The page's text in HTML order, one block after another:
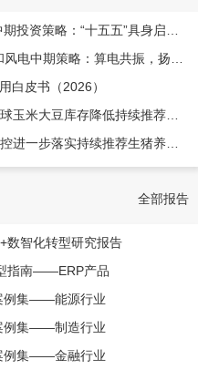
【中国银河】具身智能2026年中期投资策略：“十五五”具身启新篇，确定性与弹性兼顾-260604
【中国银河】AIDC、电力设备和风电中期策略：算电共振，扬帆启航-260615
白皮书（2026）
农业重点数据跟踪周报：新季全球玉米大豆库存降低持续推荐生猪养殖-260517
农业重点数据跟踪周报：产能调控进一步落实持续推荐生猪养殖-260524
全部报告
数智化转型研究报告
指南——ERP产品
例集——能源行业
例集——制造行业
例集——金融行业